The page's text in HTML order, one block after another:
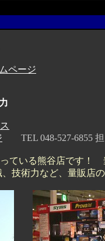
ページ
TEL 048-527-6855 担
いる熊谷店です！
技術力など、量販店